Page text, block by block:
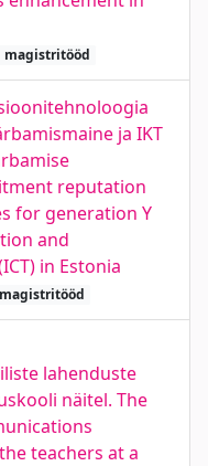
magistritööd
ja IKT
reputation
for generation Y
and
in Estonia
magistritööd
lahenduste
näitel. The
teachers at a